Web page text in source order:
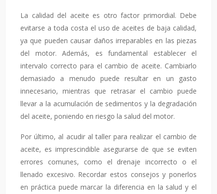
La calidad del aceite es otro factor primordial. Debe
evitarse a toda costa el uso de aceites de baja calidad,
ya que pueden causar daños irreparables en las piezas
del motor. Además, es fundamental establecer el
intervalo correcto para el cambio de aceite. Cambiarlo
demasiado a menudo puede resultar en un gasto
innecesario, mientras que retrasar el cambio puede
llevar a la acumulación de sedimentos y la degradación
del aceite, poniendo en riesgo la salud del motor.
Por último, al acudir al taller para realizar el cambio de
aceite, es imprescindible asegurarse de que se eviten
errores comunes, como el drenaje incorrecto o el
llenado excesivo. Recordar estos consejos y ponerlos
en práctica puede marcar la diferencia en la salud y el